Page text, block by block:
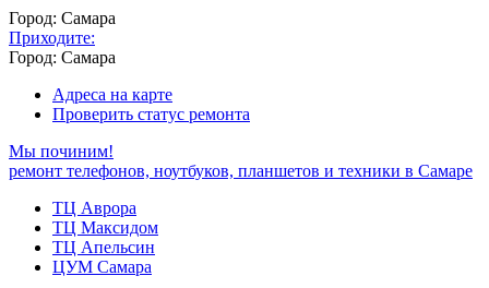
Город: Самара
Приходите:
Город: Самара
Адреса на карте
Проверить статус ремонта
Мы починим!
ремонт телефонов, ноутбуков, планшетов и техники в Самаре
ТЦ Аврора
ТЦ Максидом
ТЦ Апельсин
ЦУМ Самара